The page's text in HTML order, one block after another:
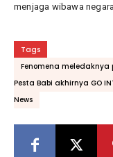
menjaga wibawa
Tags
Fenomena
Pesta Babi akhirnya GO
News